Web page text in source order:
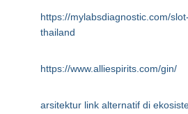
https://mylabsdiagnostic.com/
thailand
https://www.alliespirits.com/gin/
arsitektur link alternatif di